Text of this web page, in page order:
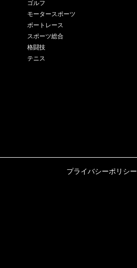
ゴルフ
モータースポーツ
ボートレース
スポーツ総合
格闘技
テニス
プライバシーポリシー